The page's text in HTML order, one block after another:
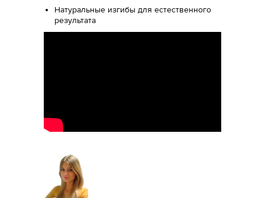
Натуральные изгибы для естественного
результата